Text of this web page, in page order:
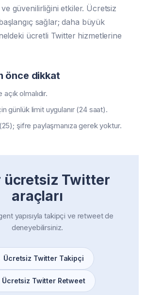
güvenilirliğini etkiler. Ücretsiz
sağlar; daha büyük
ücretli Twitter hizmetlerine
önce dikkat
olmalıdır.
günlük limit uygulanır (24 saat).
şifre paylaşmanıza gerek yoktur.
ücretsiz Twitter
araçları
yapısıyla takipçi ve retweet de
deneyebilirsiniz.
Ücretsiz Twitter Takipçi
Ücretsiz Twitter Retweet